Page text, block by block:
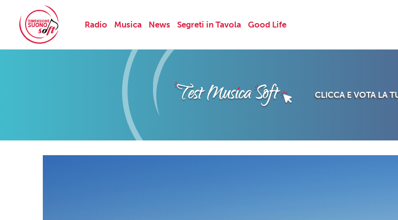
Radio Musica News Segreti in Tavola Good Life
CLICCA E VOTA LA